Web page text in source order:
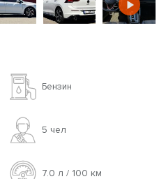
Бензин
5 чел
7.0 л / 100 км